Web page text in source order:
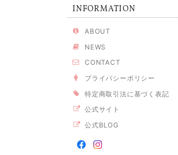
INFORMATION
ABOUT
NEWS
CONTACT
プライバシーポリシー
特定商取引法に基づく表記
公式サイト
公式BLOG